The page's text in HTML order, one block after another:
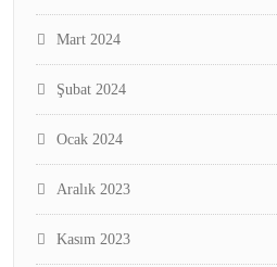
Mart 2024
Şubat 2024
Ocak 2024
Aralık 2023
Kasım 2023